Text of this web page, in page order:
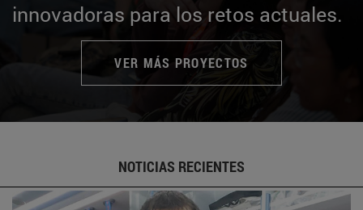
innovadoras para los retos actuales.
VER MÁS PROYECTOS
NOTICIAS RECIENTES